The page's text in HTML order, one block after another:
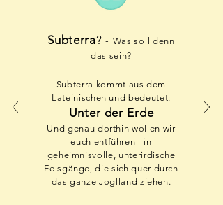
Subterra? - Was soll denn
das sein?
Subterra kommt aus dem
Lateinischen und bedeutet:
Unter der Erde
Und genau dorthin wollen wir
euch entführen - in
geheimnisvolle, unterirdische
Felsgänge, die sich quer durch
das ganze Joglland ziehen.